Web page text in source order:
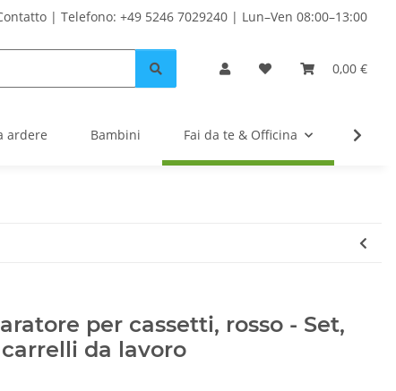
| Telefono: +49 5246 7029240 | Lun–Ven 08:00–13:00
0,00 €
ardere Bambini Fai da te & Officina Solare
per cassetti, rosso - Set,
da lavoro